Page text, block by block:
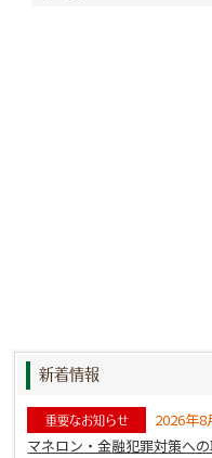
新着情報
重要なお知らせ
2026年
マネロン・金融犯罪対策へ